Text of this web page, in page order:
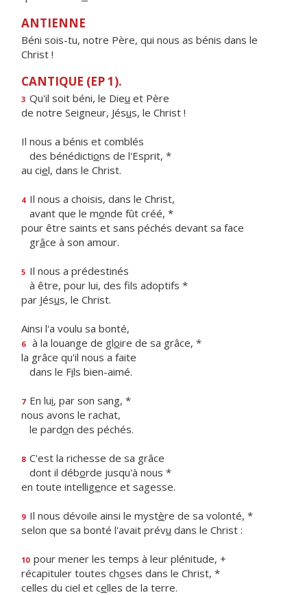
ANTIENNE
Béni sois-tu, notre Père, qui nous as bénis dans le
Christ !
CANTIQUE (EP 1).
3 Qu'il soit béni, le Dieu et Père
de notre Seigneur, Jésus, le Christ !
Il nous a bénis et comblés
des bénédictions de l'Esprit, *
au ciel, dans le Christ.
4 Il nous a choisis, dans le Christ,
avant que le monde fût créé, *
pour être saints et sans péchés devant sa face
grâce à son amour.
5 Il nous a prédestinés
à être, pour lui, des fls adoptifs *
par Jésus, le Christ.
Ainsi l'a voulu sa bonté,
6 à la louange de gloire de sa grâce, *
la grâce qu'il nous a faite
dans le Fils bien-aimé.
7 En lui, par son sang, *
nous avons le rachat,
le pardon des péchés.
8 C'est la richesse de sa grâce
dont il déborde jusqu'à nous *
en toute intelligence et sagesse.
9 Il nous dévoile ainsi le mystère de sa volonté, *
selon que sa bonté l'avait prévu dans le Christ :
10 pour mener les temps à leur plénitude, +
récapituler toutes choses dans le Christ, *
celles du ciel et celles de la terre.